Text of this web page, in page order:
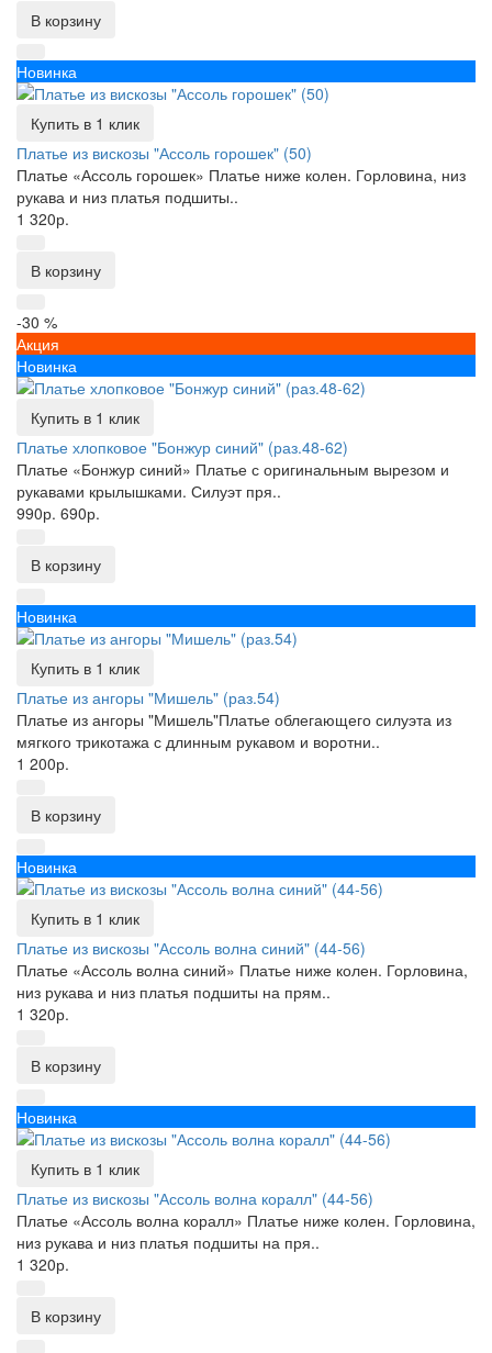
В корзину
Новинка
Купить в 1 клик
Платье из вискозы "Ассоль горошек" (50)
Платье «Ассоль горошек» Платье ниже колен. Горловина, низ
рукава и низ платья подшиты..
1 320р.
В корзину
-30 %
Акция
Новинка
Купить в 1 клик
Платье хлопковое "Бонжур синий" (раз.48-62)
Платье «Бонжур синий» Платье с оригинальным вырезом и
рукавами крылышками. Силуэт пря..
990р. 690р.
В корзину
Новинка
Купить в 1 клик
Платье из ангоры "Мишель" (раз.54)
Платье из ангоры "Мишель"Платье облегающего силуэта из
мягкого трикотажа с длинным рукавом и воротни..
1 200р.
В корзину
Новинка
Купить в 1 клик
Платье из вискозы "Ассоль волна синий" (44-56)
Платье «Ассоль волна синий» Платье ниже колен. Горловина,
низ рукава и низ платья подшиты на прям..
1 320р.
В корзину
Новинка
Купить в 1 клик
Платье из вискозы "Ассоль волна коралл" (44-56)
Платье «Ассоль волна коралл» Платье ниже колен. Горловина,
низ рукава и низ платья подшиты на пря..
1 320р.
В корзину